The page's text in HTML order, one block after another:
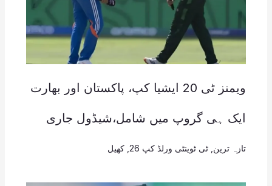
ویمنز ٹی 20 ایشیا کپ، پاکستان اور بھارت
ایک ہی گروپ میں شامل،شیڈول جاری
تازہ ترین ٹی ٹوینٹی ورلڈ کپ 26 , کھیل